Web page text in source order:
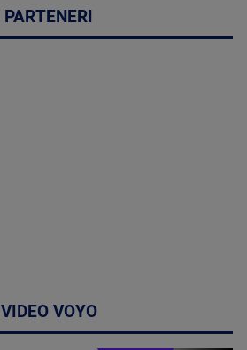
PARTENERI
VIDEO VOYO